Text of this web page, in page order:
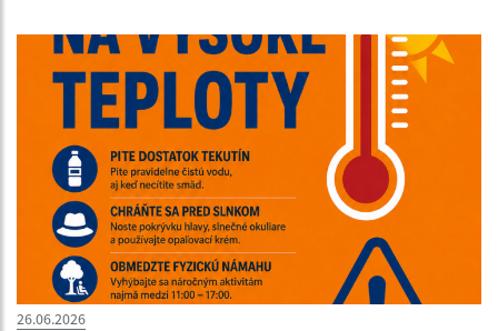
26.06.2026